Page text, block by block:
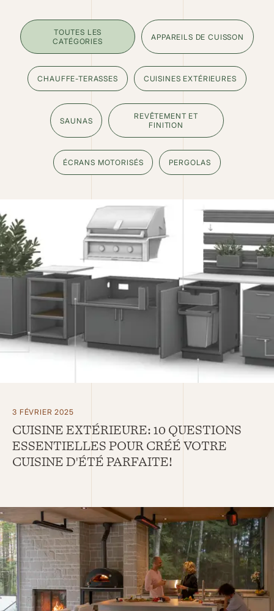
TOUTES LES
CATÉGORIES
APPAREILS DE CUISSON
CHAUFFE-TERASSES CUISINES EXTÉRIEURES
SAUNAS
REVÊTEMENT ET
FINITION
ÉCRANS MOTORISÉS PERGOLAS
3 FÉVRIER 2025
CUISINE EXTÉRIEURE: 10 QUESTIONS
ESSENTIELLES POUR CRÉÉ VOTRE
CUISINE D'ÉTÉ PARFAITE!